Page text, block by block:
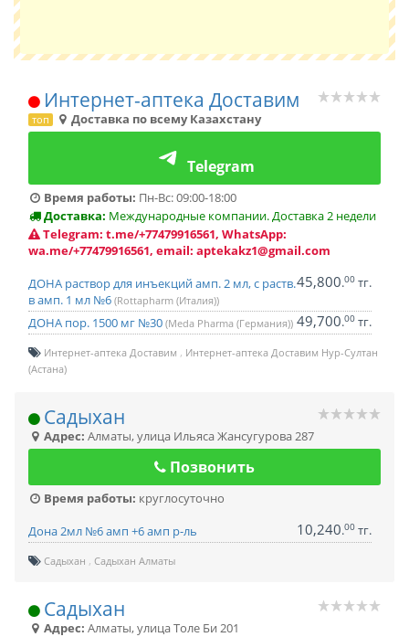
Интернет-аптека Доставим
топ Доставка по всему Казахстану
Telegram
Время работы: Пн-Вс: 09:00-18:00
Доставка: Международные компании. Доставка 2 недели
Telegram: t.me/+77479916561, WhatsApp:
wa.me/+77479916561, email: aptekakz1@gmail.com
ДОНА раствор для инъекций амп. 2 мл, с раств.
в амп. 1 мл №6 (Rottapharm (Италия))
45,800.00 тг.
ДОНА пор. 1500 мг №30 (Meda Pharma (Германия)) 49,700.00 тг.
Интернет-аптека Доставим
Интернет-аптека Доставим Нур-Султан
(Астана)
Садыхан
Адрес: Алматы,улица Ильяса Жансугурова 287
Позвонить
Время работы: круглосуточно
Дона 2мл №6 амп +6 амп р-ль
10,240.00 тг.
Садыхан Садыхан Алматы
Садыхан
Адрес: Алматы,улица Толе Би 201